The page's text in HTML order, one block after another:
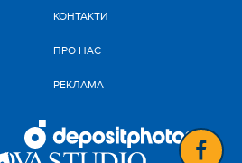
КОНТАКТИ
ПРО НАС
РЕКЛАМА